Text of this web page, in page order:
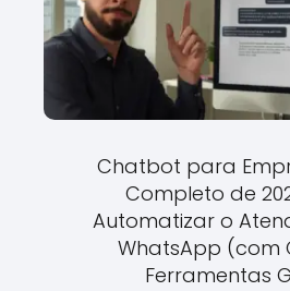
Chatbot para
Completo de
Automatizar o
WhatsApp (com
Ferramentas